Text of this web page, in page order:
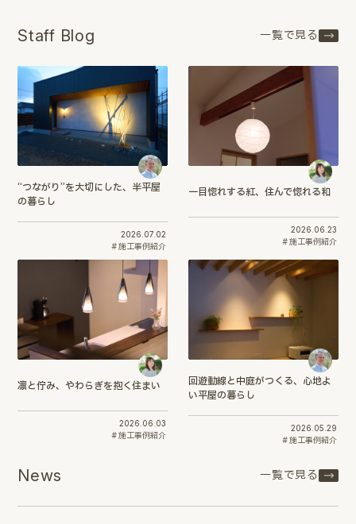
Staff Blog 一覧で見る
“つながり”を大切にした、半平屋
の暮らし
2026.07.02
施工事例紹介
一目惚れする紅、住んで惚れる和
2026.06.23
施工事例紹介
凛と佇み、やわらぎを抱く住まい
2026.06.03
施工事例紹介
回遊動線と中庭がつくる、心地よ
い平屋の暮らし
2026.05.29
施工事例紹介
News 一覧で見る